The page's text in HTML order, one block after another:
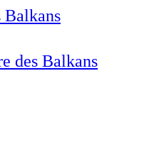
Balkans
des Balkans